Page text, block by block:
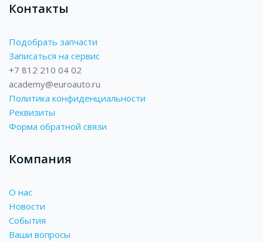
Контакты
Подобрать запчасти
Записаться на сервис
+7 812 210 04 02
academy@euroauto.ru
Политика конфиденциальности
Реквизиты
Форма обратной связи
Компания
О нас
Новости
События
Ваши вопросы